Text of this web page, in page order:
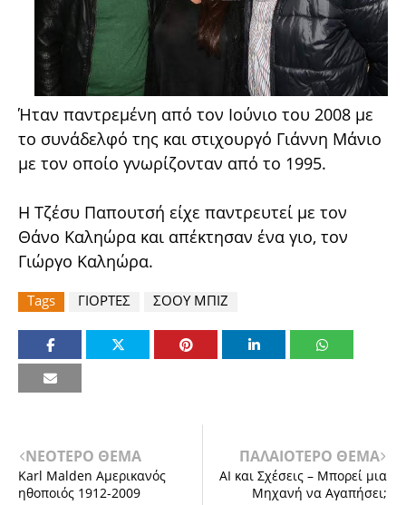
Ήταν παντρεμένη από τον Ιούνιο του 2008 με
το συνάδελφό της και στιχουργό Γιάννη Μάνιο
με τον οποίο γνωρίζονταν από το 1995.
Η Τζέσυ Παπουτσή είχε παντρευτεί με τον
Θάνο Καληώρα και απέκτησαν ένα γιο, τον
Γιώργο Καληώρα.
Tags ΓΙΟΡΤΕΣ ΣΟΟΥ ΜΠΙΖ
ΝΕΟΤΕΡΟ ΘΕΜΑ
Karl Malden Αμερικανός
ηθοποιός 1912-2009
ΠΑΛΑΙΟΤΕΡΟ ΘΕΜΑ
AI και Σχέσεις – Μπορεί μια
Μηχανή να Αγαπήσει;